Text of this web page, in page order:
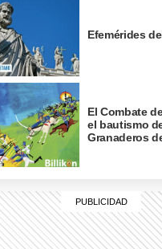
Efemérides
El Combate
el bautismo
Granaderos